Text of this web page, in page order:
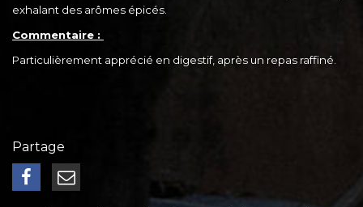
exhalant des arômes épicés.
Commentaire :
Particulièrement apprécié en digestif, après un repas raffiné.
Partage